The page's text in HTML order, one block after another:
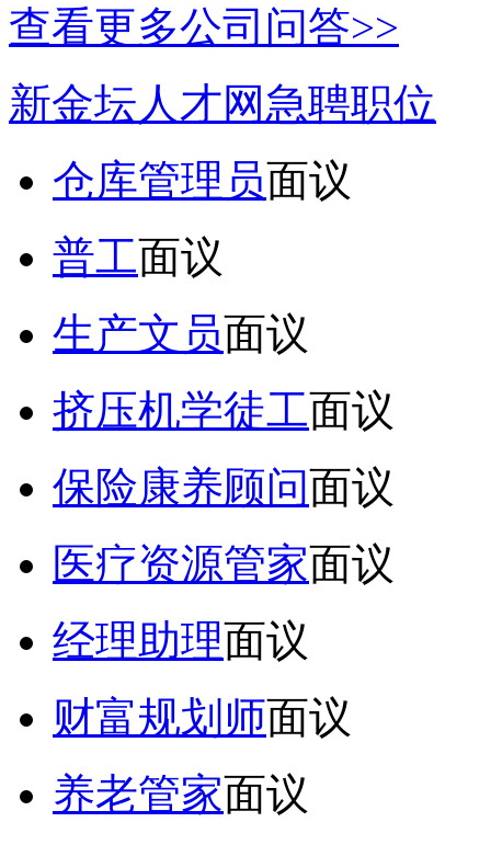
查看更多公司问答>>
新金坛人才网急聘职位
仓库管理员面议
普工面议
生产文员面议
挤压机学徒工面议
保险康养顾问面议
医疗资源管家面议
经理助理面议
财富规划师面议
养老管家面议